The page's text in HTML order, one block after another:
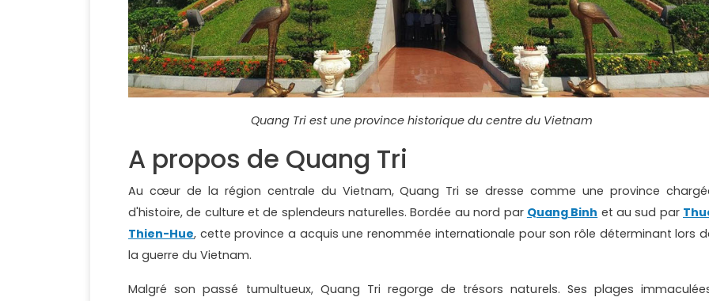
Quang Tri est une province historique du centre du Vietnam
A propos de Quang Tri
Au cœur de la région centrale du Vietnam, Quang Tri se dresse comme une province
d'histoire, de culture et de splendeurs naturelles. Bordée au nord par Quang Binh et au sud par
Thien-Hue, cette province a acquis une renommée internationale pour son rôle déterminant lors
la guerre du Vietnam.
Malgré son passé tumultueux, Quang Tri regorge de trésors naturels. Ses plages